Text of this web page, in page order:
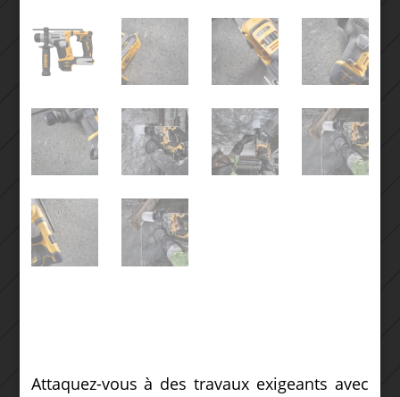
Attaquez-vous à des travaux exigeants avec